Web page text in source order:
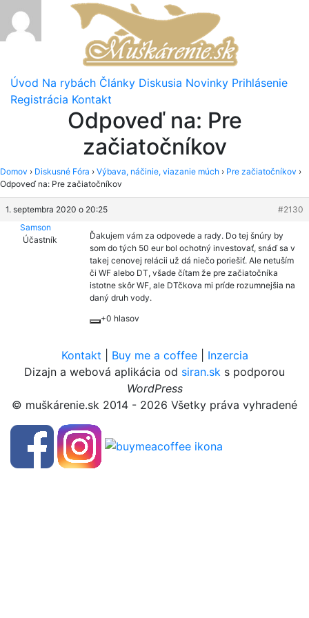
Úvod Na rybách Články Diskusia Novinky Prihlásenie
Registrácia Kontakt
Odpoveď na: Pre
začiatočníkov
Domov › Diskusné Fóra › Výbava, náčinie, viazanie múch › Pre začiatočníkov ›
Odpoveď na: Pre začiatočníkov
1. septembra 2020 o 20:25
#2130
Samson
Účastník
Ďakujem vám za odpovede a rady. Do tej šnúry by
som do tých 50 eur bol ochotný investovať, snáď sa v
takej cenovej relácii už dá niečo poriešiť. Ale netuším
či WF alebo DT, všade čítam že pre začiatočníka
istotne skôr WF, ale DTčkova mi príde rozumnejšia na
daný druh vody.
+0 hlasov
Kontakt Buy me a coffee| Inzercia
Dizajn a webová aplikácia od siran.sk s podporou
WordPress
© muškárenie.sk 2014 - 2026 Všetky práva vyhradené